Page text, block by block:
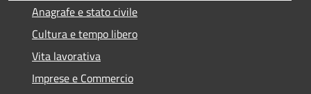
Anagrafe e stato civile
Cultura e tempo libero
Vita lavorativa
Imprese e Commercio